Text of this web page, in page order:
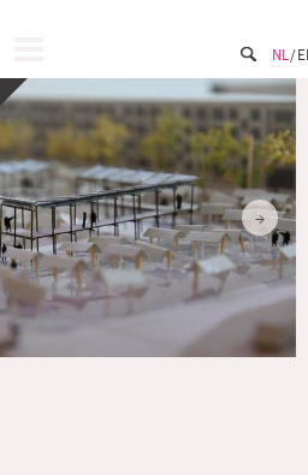
NL